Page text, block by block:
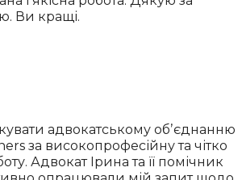
Ви кращі.
адвокатському обʼєднанню
за високопрофесійну та чітко
Адвокат Ірина та її помічник